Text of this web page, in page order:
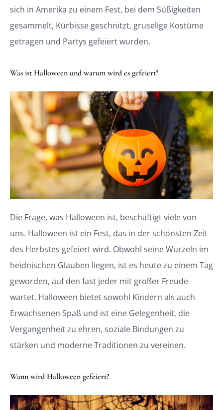
sich in Amerika zu einem Fest, bei dem Süßigkeiten
gesammelt, Kürbisse geschnitzt, gruselige Kostüme
getragen und Partys gefeiert wurden.
Was ist Halloween und warum wird es gefeiert?
Die Frage, was Halloween ist, beschäftigt viele von
uns. Halloween ist ein Fest, das in der schönsten Zeit
des Herbstes gefeiert wird. Obwohl seine Wurzeln im
heidnischen Glauben liegen, ist es heute zu einem Tag
geworden, auf den fast jeder mit großer Freude
wartet. Halloween bietet sowohl Kindern als auch
Erwachsenen Spaß und ist eine Gelegenheit, die
Vergangenheit zu ehren, soziale Bindungen zu
stärken und moderne Traditionen zu vereinen.
Wann wird Halloween gefeiert?